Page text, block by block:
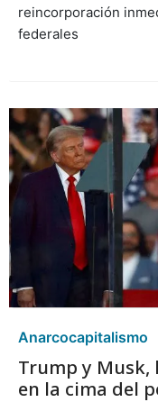
reincorporación
federales
Anarcocapitalismo
Trump y
en la cima del